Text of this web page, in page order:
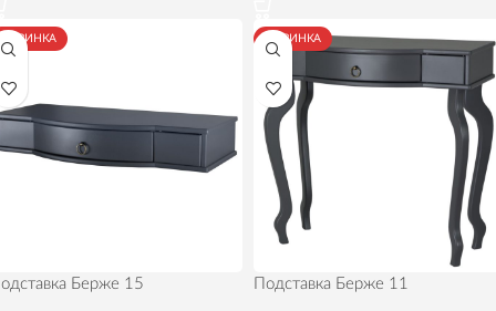
НОВИНКА
Берже 15
НОВИНКА
Подставка Берже 11